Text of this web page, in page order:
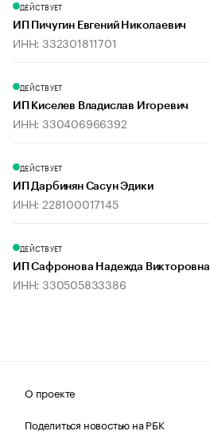
ДЕЙСТВУЕТ
ИП Пичугин Евгений Николаевич
ИНН: 332301811701
ДЕЙСТВУЕТ
ИП Киселев Владислав Игоревич
ИНН: 330406966392
ДЕЙСТВУЕТ
ИП Дарбинян Сасун Эдики
ИНН: 228100017145
ДЕЙСТВУЕТ
ИП Сафронова Надежда Викторовна
ИНН: 330505833386
О проекте
Поделиться новостью на РБК